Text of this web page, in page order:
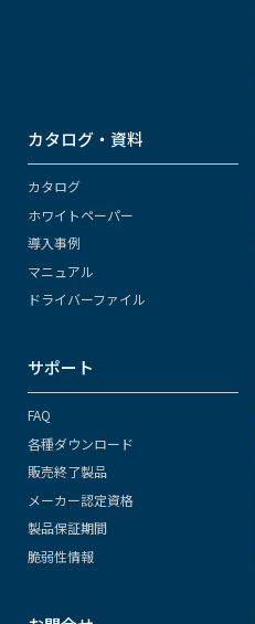
カタログ・資料
カタログ
ホワイトペーパー
導入事例
マニュアル
ドライバーファイル
サポート
FAQ
各種ダウンロード
販売終了製品
メーカー認定資格
製品保証期間
脆弱性情報